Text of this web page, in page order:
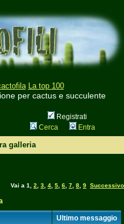
La top 100
per cactus e succulente
Registrati
Cerca Entra
galleria
Vai a 1 2 3 4 5 6 7 8 9 Successivo
Ultimo messaggio